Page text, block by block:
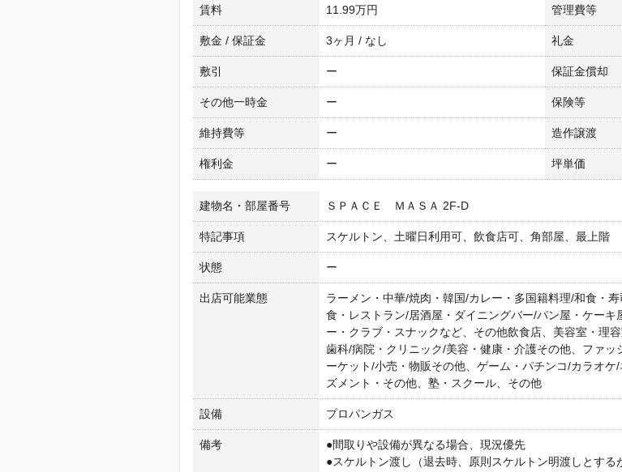
賃料 11.99万円 管理費等
敷金 / 保証金 3ヶ月 / なし 礼金
敷引 ー 保証金償却
その他一時金 ー 保険等
維持費等 ー 造作譲渡
権利金 ー 坪単価
建物名・部屋番号 ＳＰＡＣＥ ＭＡＳＡ 2F-D
特記事項 スケルトン、土曜日利用可、飲食店可、角部屋、最上階
状態 ー
出店可能業態
ラーメン・中華/焼肉・韓国/カレー・多国籍料理/和食・
食・レストラン/居酒屋・ダイニングバー/パン屋・ケー
ー・クラブ・スナックなど、その他飲食店、美容室・理
歯科/病院・クリニック/美容・健康・介護その他、ファ
ーケット/小売・物販その他、ゲーム・パチンコ/カラオ
ズメント・その他、塾・スクール、その他
設備 プロパンガス
備考
●間取りや設備が異なる場合、現況優先
●スケルトン渡し（退去時、原則スケルトン明渡しとする